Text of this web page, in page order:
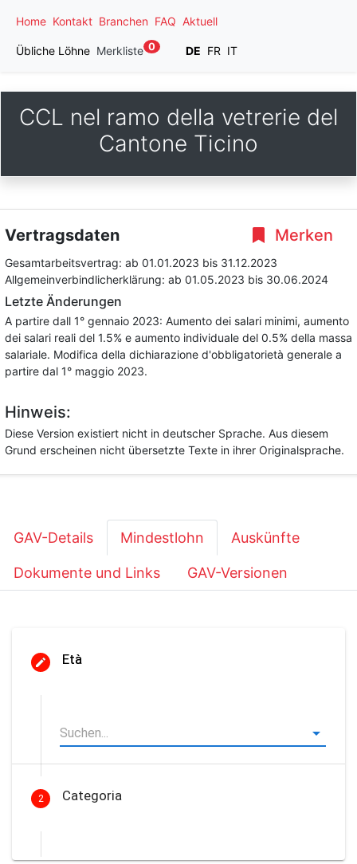
Home Kontakt Branchen FAQ Aktuell
Übliche Löhne Merkliste 0 DE FR IT
CCL nel ramo della vetrerie del
Cantone Ticino
Merken
Vertragsdaten
Gesamtarbeitsvertrag: ab 01.01.2023 bis 31.12.2023
Allgemeinverbindlicherklärung: ab 01.05.2023 bis 30.06.2024
Letzte Änderungen
A partire dall 1° gennaio 2023: Aumento dei salari minimi, aumento
dei salari reali del 1.5% e aumento individuale del 0.5% della massa
salariale. Modifica della dichiarazione d'obbligatorietà generale a
partire dal 1° maggio 2023.
Hinweis:
Diese Version existiert nicht in deutscher Sprache. Aus diesem
Grund erscheinen nicht übersetzte Texte in ihrer Originalsprache.
GAV-Details Mindestlohn Auskünfte
Dokumente und Links GAV-Versionen
Età
2 Categoria